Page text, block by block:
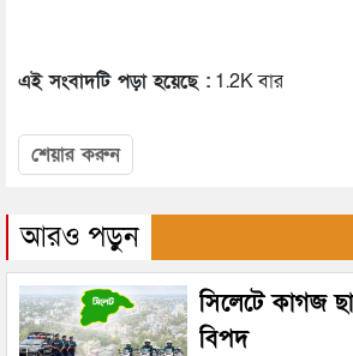
এই সংবাদটি পড়া হয়েছে : 1.2K বার
শেয়ার করুন
আরও পড়ুন
সিলেটে কাগজ
বিপদ